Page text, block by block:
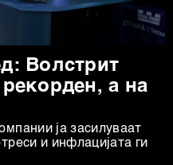
Волстрит
а на
ја засилуваат
и инфлацијата ги